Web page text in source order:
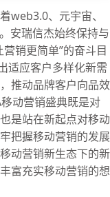
web3.0、元宇宙、
安瑞信杰始终保持与
销更简单”的奋斗目
适应客户多样化新需
推动品牌客户向品效
动营销盛典既是对
是站在新起点对移动
把握移动营销的发展
动营销新生态下的新
富充实移动营销的想